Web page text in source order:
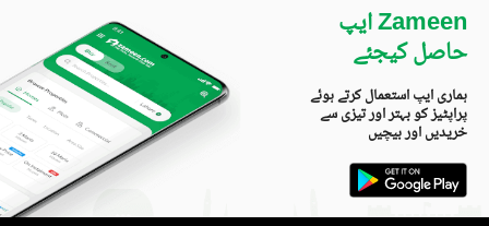
Zameen ایپ
حاصل کیجئے
ہماری ایپ استعمال کرتے ہوئے
پراپٹیز کو بہتر اور تیزی سے
خریدیں اور بیچیں